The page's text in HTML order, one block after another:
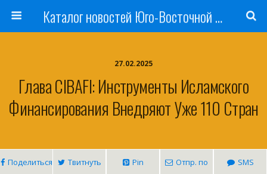
Каталог новостей Юго-Восточной Азии, Австралии и Океании
27.02.2025
Глава CIBAFI: Инструменты Исламского
Финансирования Внедряют Уже 110 Стран
Поделиться Твитнуть Pin
Отпр. по
SMS